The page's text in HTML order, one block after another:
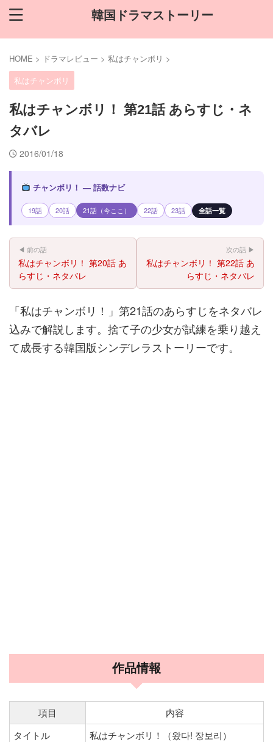
韓国ドラマストーリー
HOME > ドラマレビュー > 私はチャンボリ >
私はチャンボリ
私はチャンボリ！ 第21話 あらすじ・ネ
タバレ
2016/01/18
チャンボリ！ — 話数ナビ
19話 20話 21話（今ここ） 22話 23話 全話一覧
◀ 前の話
私はチャンボリ！ 第20話 あ
らすじ・ネタバレ
次の話 ▶
私はチャンボリ！ 第22話 あ
らすじ・ネタバレ
「私はチャンボリ！」第21話のあらすじをネタバレ
込みで解説します。捨て子の少女が試練を乗り越え
て成長する韓国版シンデレラストーリーです。
作品情報
項目
内容
タイトル
私はチャンボリ！（왔다! 장보리）